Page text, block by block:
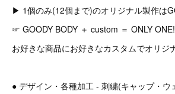
▶︎ 1個のみ(12個まで)のオリジナル製作は
☞ GOODY BODY ＋ custom ＝ ONLY ONE!
お好きな商品にお好きなカスタムでオリジ
● デザイン・各種加工 - 刺繍(キャップ・ウ